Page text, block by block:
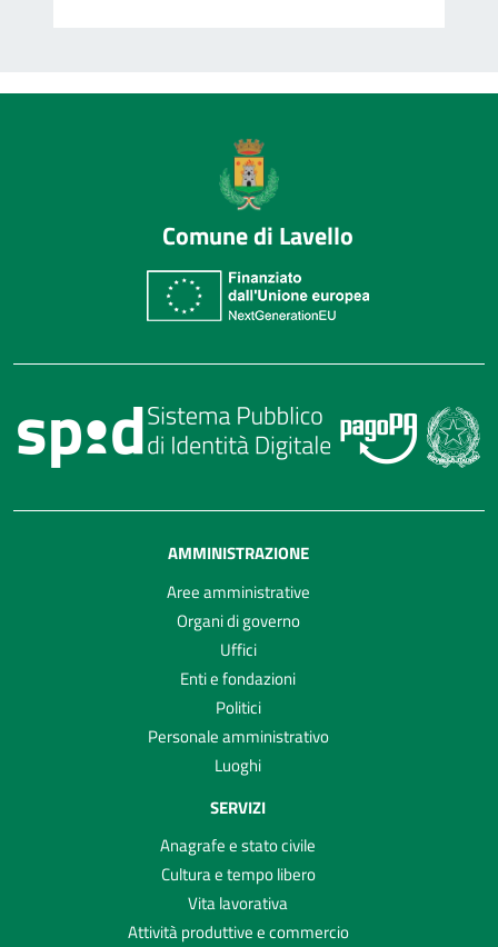
Comune di Lavello
AMMINISTRAZIONE
Aree amministrative
Organi di governo
Uffici
Enti e fondazioni
Politici
Personale amministrativo
Luoghi
SERVIZI
Anagrafe e stato civile
Cultura e tempo libero
Vita lavorativa
Attività produttive e commercio